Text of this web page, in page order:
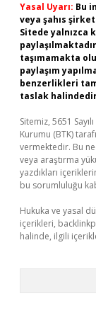
Yasal Uyarı: Bu
veya şahıs
Sitede yalnızca
taşımamakta
paylaşım
benzerlikleri
taslak
Sitemiz, 5651
Kurumu (BTK)
vermektedir. Bu
veya araştırma
yazdıkları
bu sorumluluğu
Hukuka ve yasal
içerikleri,
halinde, ilgili